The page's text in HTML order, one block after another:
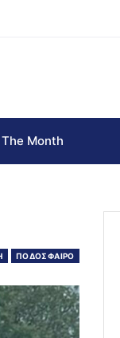
Month
ΠΟΔΟΣΦΑΙΡΟ